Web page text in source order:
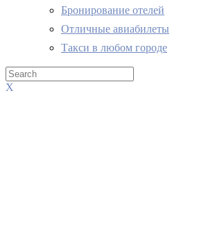
Бронирование отелей
Отличные авиабилеты
Такси в любом городе
X